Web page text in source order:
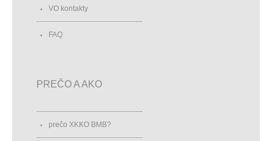
VO kontakty
FAQ
PREČO A AKO
prečo XKKO BMB?